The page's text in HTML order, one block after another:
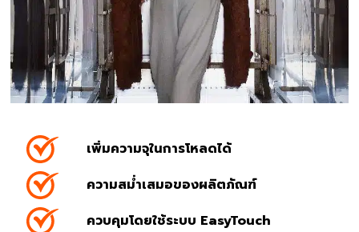
เพิ่มความจุในการโหลดได้
ความสม่ำเสมอของผลิตภัณฑ์
ควบคุมโดยใช้ระบบ EasyTouch